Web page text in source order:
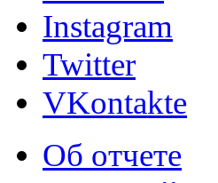
Instagram
Twitter
VKontakte
Об отчете